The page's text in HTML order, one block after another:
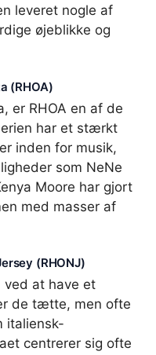
leveret nogle af
øjeblikke og
(RHOA)
er RHOA en af de
har et stærkt
inden for musik,
som NeNe
Moore har gjort
med masser af
(RHONJ)
ved at have et
de tætte, men ofte
italiensk-
centrerer sig ofte